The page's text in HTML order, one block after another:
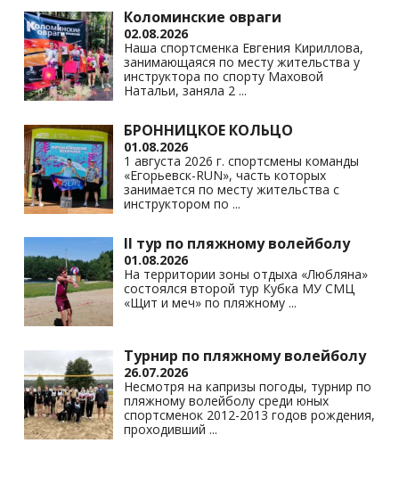
Коломинские овраги
02.08.2026
Наша спортсменка Евгения Кириллова,
занимающаяся по месту жительства у
инструктора по спорту Маховой
Натальи, заняла 2 ...
БРОННИЦКОЕ КОЛЬЦО
01.08.2026
1 августа 2026 г. спортсмены команды
«Егорьевск-RUN», часть которых
занимается по месту жительства с
инструктором по ...
II тур по пляжному волейболу
01.08.2026
На территории зоны отдыха «Любляна»
состоялся второй тур Кубка МУ СМЦ
«Щит и меч» по пляжному ...
Турнир по пляжному волейболу
26.07.2026
Несмотря на капризы погоды, турнир по
пляжному волейболу среди юных
спортсменок 2012-2013 годов рождения,
проходивший ...